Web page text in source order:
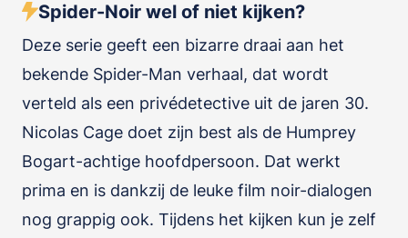
Spider-Noir wel of niet kijken?
Deze serie geeft een bizarre draai aan het
bekende Spider-Man verhaal, dat wordt
verteld als een privédetective uit de jaren 30.
Nicolas Cage doet zijn best als de Humprey
Bogart-achtige hoofdpersoon. Dat werkt
prima en is dankzij de leuke film noir-dialogen
nog grappig ook. Tijdens het kijken kun je zelf